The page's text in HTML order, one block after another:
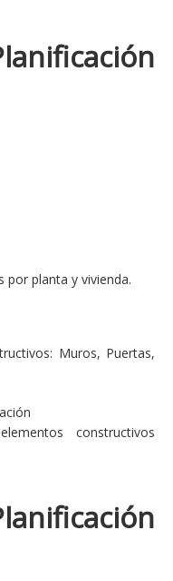
por planta y vivienda.
Muros, Puertas,
constructivos